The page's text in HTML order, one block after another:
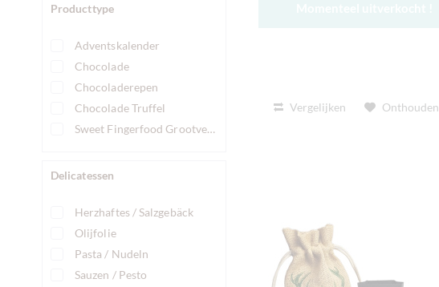
Pump Street Chocolate
Solkiki Chocolate
Summerdown Pure Mint
Taucherli Schokolade
Venchi
Producttype
Adventskalender
Chocolade
Chocoladerepen
Chocolade Truffel
Sweet Fingerfood Grootverpakking
Delicatessen
Herzhaftes / Salzgebäck
Olijfolie
Pasta / Nudeln
Sauzen / Pesto
Vergelijken Onthouden